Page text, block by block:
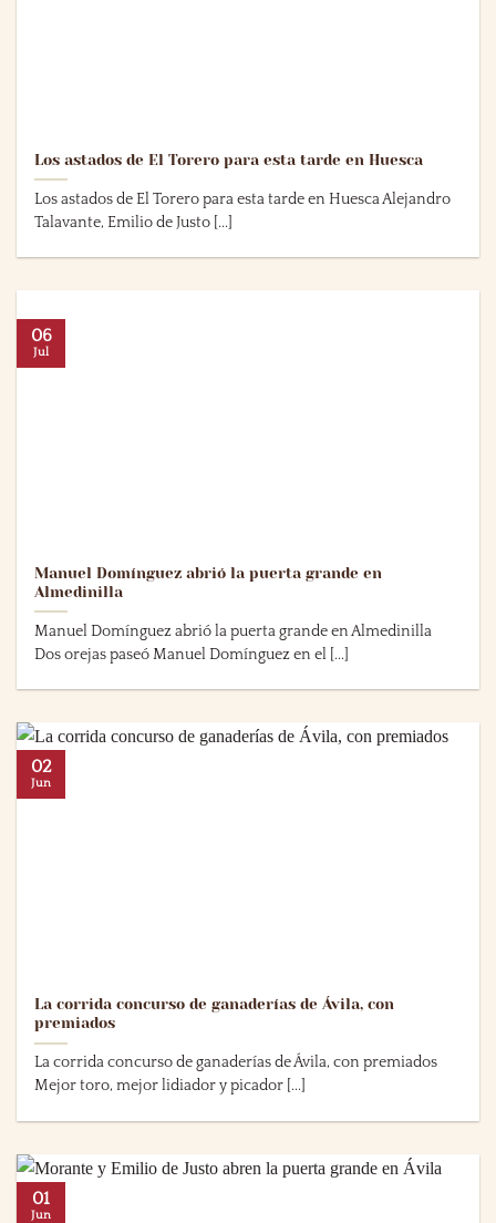
Los astados de El Torero para esta tarde en Huesca
Los astados de El Torero para esta tarde en Huesca Alejandro
Talavante, Emilio de Justo [...]
Manuel Domínguez abrió la puerta grande en
Almedinilla
Manuel Domínguez abrió la puerta grande en Almedinilla
Dos orejas paseó Manuel Domínguez en el [...]
06
Jul
La corrida concurso de ganaderías de Ávila, con
premiados
La corrida concurso de ganaderías de Ávila, con premiados
Mejor toro, mejor lidiador y picador [...]
02
Jun
01
Jun